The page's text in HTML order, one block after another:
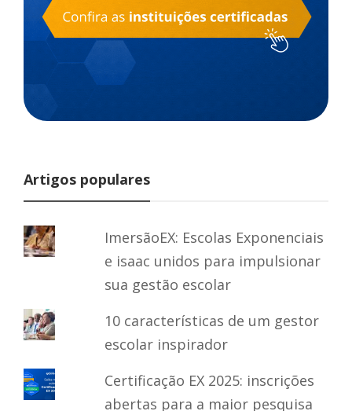
Artigos populares
ImersãoEX: Escolas Exponenciais
e isaac unidos para impulsionar
sua gestão escolar
10 características de um gestor
escolar inspirador
Certificação EX 2025: inscrições
abertas para a maior pesquisa